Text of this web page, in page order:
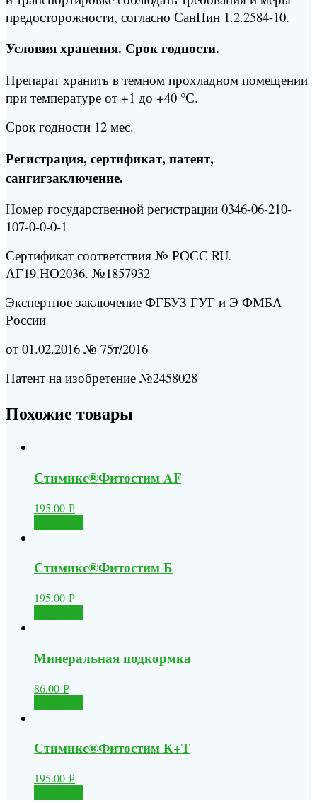
предосторожности, согласно СанПин 1.2.2584-10.
Условия хранeния. Срок годности.
Препарат хранить в темном прохладном помещении
при температуре от +1 до +40 °С.
Срок годности 12 мес.
Регистрация, сертификат, патент,
сангигзаключение.
Номер государственной регистрации 0346-06-210-
107-0-0-0-1
Сертификат соответствия № РОСС RU.
АГ19.НО2036. №1857932
Экспертное заключение ФГБУЗ ГУГ и Э ФМБА
России
от 01.02.2016 № 75т/2016
Патент на изобретение №2458028
Похожие товары
Стимикс®Фитостим AF
195.00 Р
Стимикс®Фитостим Б
195.00 Р
Минеральная подкормка
86.00 Р
Стимикс®Фитостим К+Т
195.00 Р